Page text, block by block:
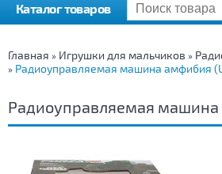
Каталог товаров
Главная » Игрушки для мальчиков »
» Радиоуправляемая машина амфибия
Радиоуправляемая машина